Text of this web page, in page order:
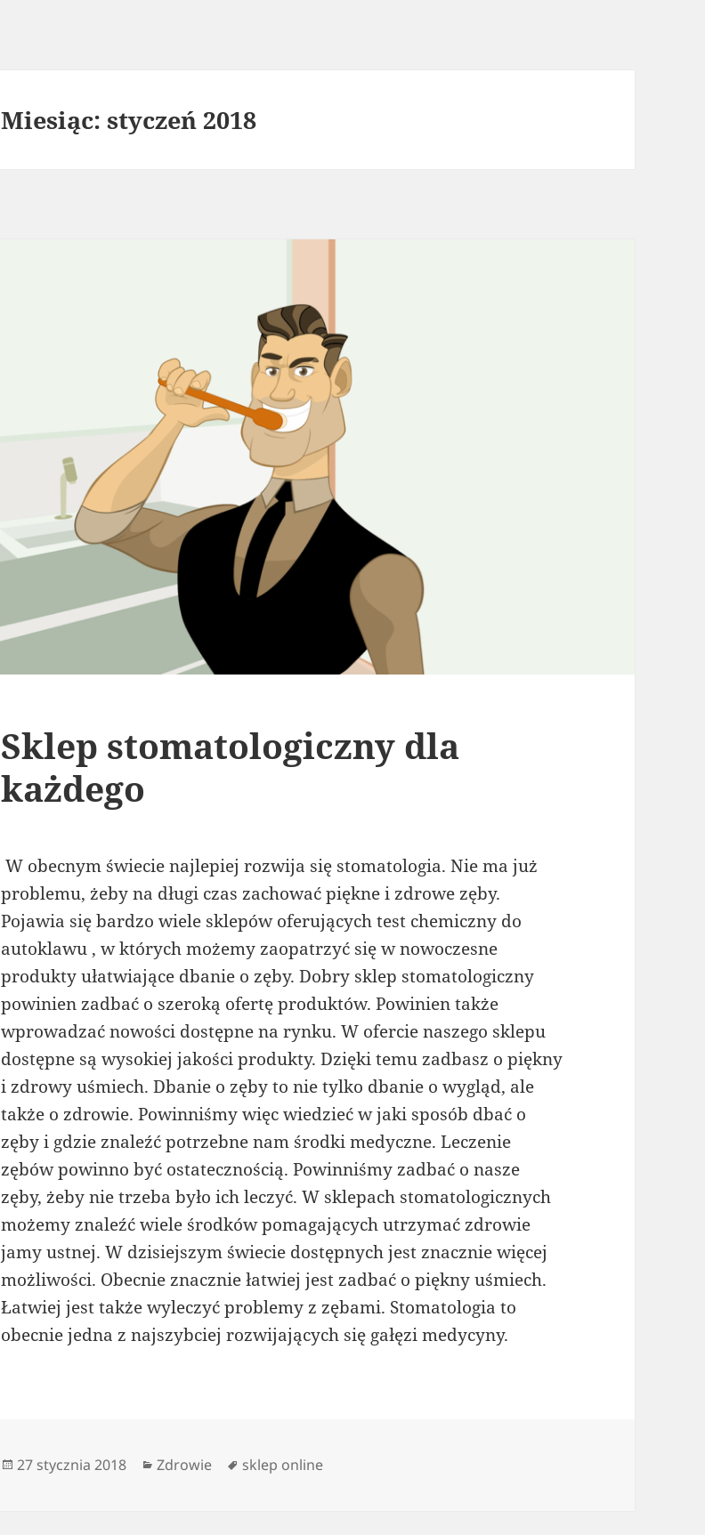
Miesiąc:styczeń 2018
Sklep stomatologiczny dla
każdego
W obecnym świecie najlepiej rozwija się stomatologia. Nie ma już
problemu, żeby na długi czas zachować piękne i zdrowe zęby.
Pojawia się bardzo wiele sklepów oferujących test chemiczny do
autoklawu , w których możemy zaopatrzyć się w nowoczesne
produkty ułatwiające dbanie o zęby. Dobry sklep stomatologiczny
powinien zadbać o szeroką ofertę produktów. Powinien także
wprowadzać nowości dostępne na rynku. W ofercie naszego sklepu
dostępne są wysokiej jakości produkty. Dzięki temu zadbasz o piękny
i zdrowy uśmiech. Dbanie o zęby to nie tylko dbanie o wygląd, ale
także o zdrowie. Powinniśmy więc wiedzieć w jaki sposób dbać o
zęby i gdzie znaleźć potrzebne nam środki medyczne. Leczenie
zębów powinno być ostatecznością. Powinniśmy zadbać o nasze
zęby, żeby nie trzeba było ich leczyć. W sklepach stomatologicznych
możemy znaleźć wiele środków pomagających utrzymać zdrowie
jamy ustnej. W dzisiejszym świecie dostępnych jest znacznie więcej
możliwości. Obecnie znacznie łatwiej jest zadbać o piękny uśmiech.
Łatwiej jest także wyleczyć problemy z zębami. Stomatologia to
obecnie jedna z najszybciej rozwijających się gałęzi medycyny.
Data
27 stycznia 2018 Kategorie
Zdrowie Tagi
sklep online